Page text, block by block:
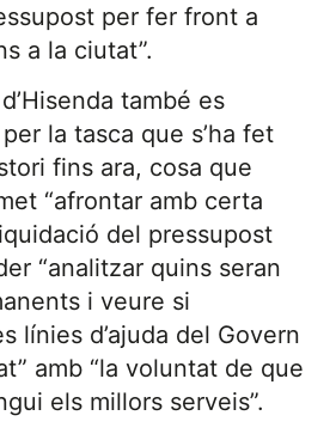
per fer front a
a la ciutat”.
també es
la tasca que s’ha fet
fins ara, cosa que
“afrontar amb certa
del pressupost
“analitzar quins seran
i veure si
línies d’ajuda del Govern
amb “la voluntat de que
els millors serveis”.